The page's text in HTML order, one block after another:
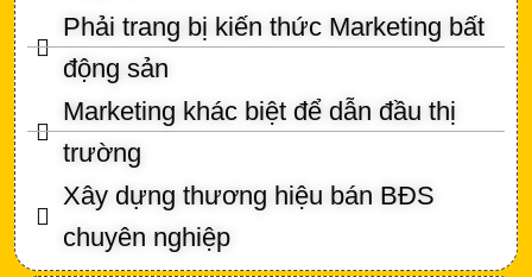
Phải trang bị kiến thức Marketing bất
động sản
Marketing khác biệt để dẫn đầu thị
trường
Xây dựng thương hiệu bán BĐS
chuyên nghiệp